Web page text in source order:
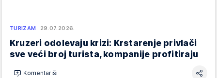
TURIZAM 29.07.2026.
Kruzeri odolevaju krizi: Krstarenje privlači
sve veći broj turista, kompanije profitiraju
Komentariši